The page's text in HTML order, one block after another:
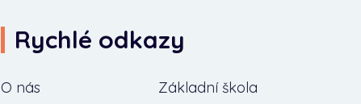
Rychlé odkazy
O nás
Základní škola